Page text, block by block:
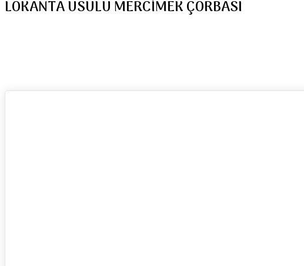
LOKANTA USULU MERCİMEK ÇORBASI